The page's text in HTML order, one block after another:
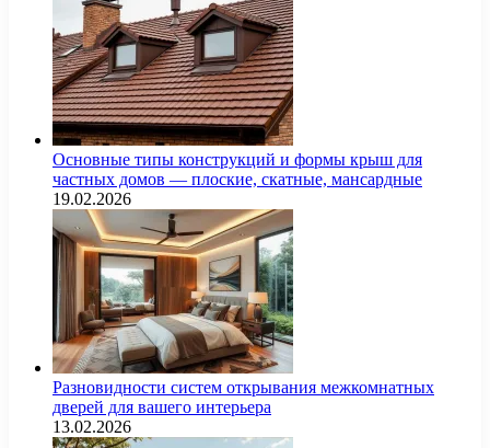
Основные типы конструкций и формы крыш для
частных домов — плоские, скатные, мансардные
19.02.2026
Разновидности систем открывания межкомнатных
дверей для вашего интерьера
13.02.2026